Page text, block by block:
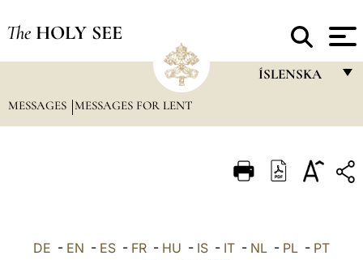
The HOLY SEE
ÍSLENSKA
ITALIANO
MESSAGES MESSAGES FOR LENT
DE - EN - ES - FR - HU - IS - IT - NL - PL - PT